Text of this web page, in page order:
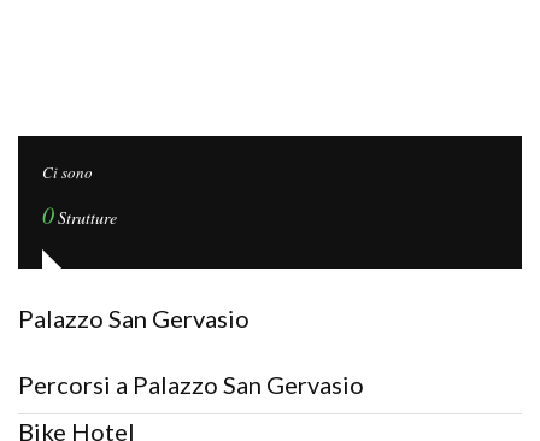
Ci sono
0Strutture
Palazzo San Gervasio
Percorsi a Palazzo San Gervasio
Bike Hotel